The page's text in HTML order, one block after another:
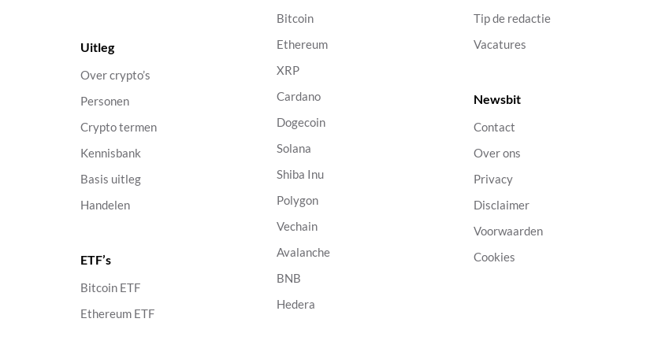
Uitleg
Over crypto’s
Personen
Crypto termen
Kennisbank
Basis uitleg
Handelen
ETF’s
Bitcoin ETF
Ethereum ETF
Bitcoin
Ethereum
XRP
Cardano
Dogecoin
Solana
Shiba Inu
Polygon
Vechain
Avalanche
BNB
Hedera
Tip de redactie
Vacatures
Newsbit
Contact
Over ons
Privacy
Disclaimer
Voorwaarden
Cookies